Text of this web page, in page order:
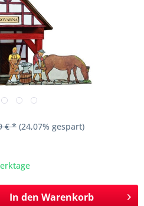
€ * (24,07% gespart)
In den Warenkorb